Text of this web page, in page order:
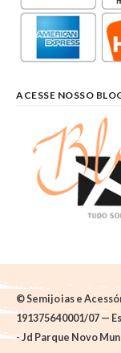
ACESSE NOSSO
© Semijoias e
191375640001/07 —
- Jd Parque Novo